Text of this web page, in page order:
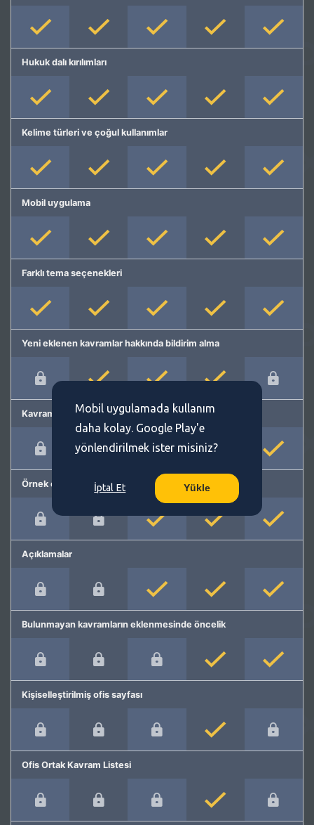
Hukuk dalı kırılımları
Kelime türleri ve çoğul kullanımlar
Mobil uygulama
Farklı tema seçenekleri
Yeni eklenen kavramlar hakkında bildirim alma
Kavram önerme
Örnek cümleler
Açıklamalar
Bulunmayan kavramların eklenmesinde öncelik
Kişiselleştirilmiş ofis sayfası
Ofis Ortak Kavram Listesi
Mobil uygulamada kullanım
daha kolay. Google Play'e
yönlendirilmek ister misiniz?
İptal Et Yükle